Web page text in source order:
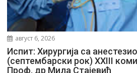
август 6, 2026
Испит: Хирургија са
(септембарски рок) XXIII
Проф. др Мила Стајевић